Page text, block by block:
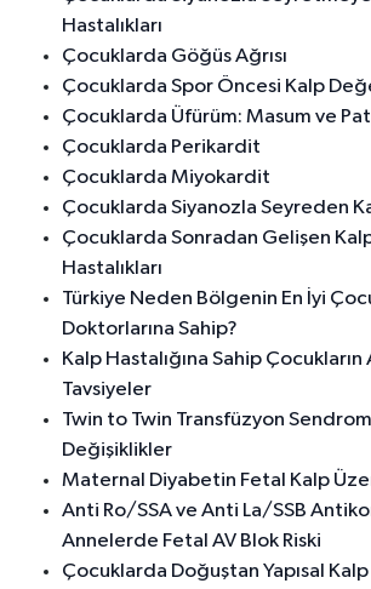
Hastalıkları
Çocuklarda Göğüs Ağrısı
Çocuklarda Spor Öncesi Kalp
Çocuklarda Üfürüm: Masum ve
Çocuklarda Perikardit
Çocuklarda Miyokardit
Çocuklarda Siyanozla Seyreden
Çocuklarda Sonradan Gelişen
Hastalıkları
Türkiye Neden Bölgenin En İyi
Doktorlarına Sahip?
Kalp Hastalığına Sahip
Tavsiyeler
Twin to Twin Transfüzyon
Değişiklikler
Maternal Diyabetin Fetal Kalp
Anti Ro/SSA ve Anti La/SSB
Annelerde Fetal AV Blok Riski
Çocuklarda Doğuştan Yapısal Kalp